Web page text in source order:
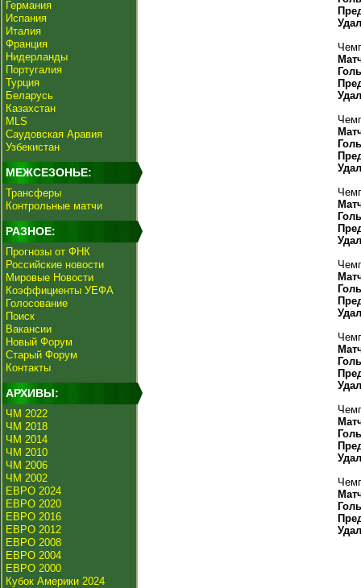
Германия
Испания
Италия
Франция
Нидерланды
Португалия
Турция
Беларусь
Казахстан
MLS
Саудовская Аравия
Узбекистан
МЕЖСЕЗОНЬЕ:
Трансферы
Контрольные матчи
РАЗНОЕ:
Прогнозы от ФНК
Российские новости
Мировые Новости
Коэффициенты УЕФА
Голосование
Поиск
Вакансии
Новый Форум
Старый Форум
Контакты
АРХИВЫ:
ЧМ 2022
ЧМ 2018
ЧМ 2014
ЧМ 2010
ЧМ 2006
ЧМ 2002
ЕВРО 2024
ЕВРО 2020
ЕВРО 2016
ЕВРО 2012
ЕВРО 2008
ЕВРО 2004
ЕВРО 2000
Кубок Америки 2024